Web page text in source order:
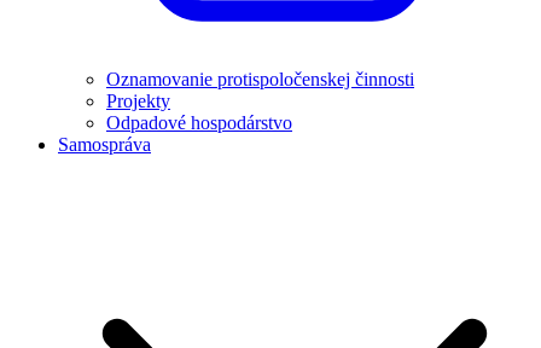
Oznamovanie protispoločenskej činnosti
Projekty
Odpadové hospodárstvo
Samospráva